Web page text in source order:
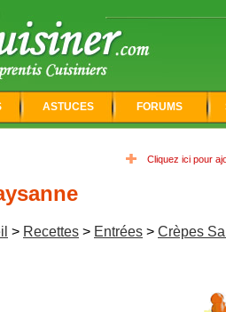
ASTUCES FORUMS
Cliquez ici pour
> Recettes > Entrées > Crèpes